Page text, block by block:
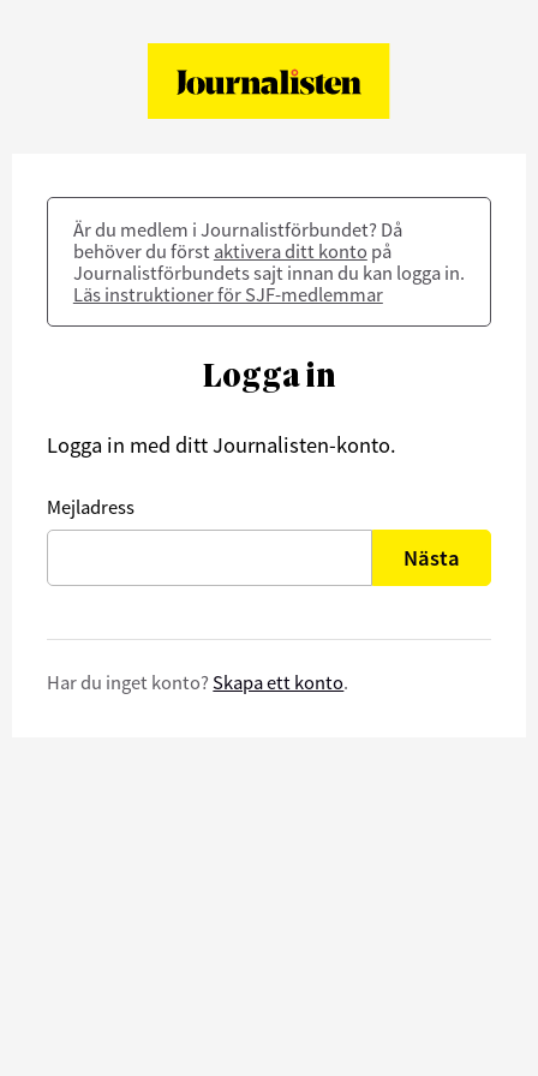
Är du medlem i Journalistförbundet? Då
behöver du först aktivera ditt konto på
Journalistförbundets sajt innan du kan logga in.
Läs instruktioner för SJF-medlemmar
Logga in
Logga in med ditt Journalisten-konto.
Mejladress
Nästa
Har du inget konto? Skapa ett konto.